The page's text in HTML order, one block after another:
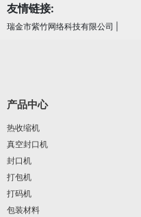
友情链接:
瑞金市紫竹网络科技有限公司
产品中心
热收缩机
真空封口机
封口机
打包机
打码机
包装材料